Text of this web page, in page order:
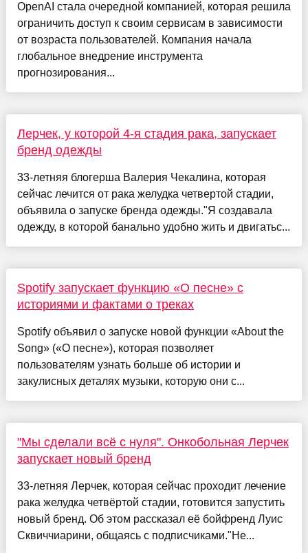
OpenAI стала очередной компанией, которая решила
ограничить доступ к своим сервисам в зависимости
от возраста пользователей. Компания начала
глобальное внедрение инструмента
прогнозирования...
Лерчек, у которой 4-я стадия рака, запускает
бренд одежды
33-летняя блогерша Валерия Чекалина, которая
сейчас лечится от рака желудка четвертой стадии,
объявила о запуске бренда одежды."Я создавала
одежду, в которой банально удобно жить и двигатьс...
Spotify запускает функцию «О песне» с
историями и фактами о треках
Spotify объявил о запуске новой функции «About the
Song» («О песне»), которая позволяет
пользователям узнать больше об истории и
закулисных деталях музыки, которую они с...
"Мы сделали всё с нуля". Онкобольная Лерчек
запускает новый бренд
33-летняя Лерчек, которая сейчас проходит лечение
рака желудка четвёртой стадии, готовится запустить
новый бренд. Об этом рассказал её бойфренд Луис
Сквиччиарини, общаясь с подписчиками."Не...